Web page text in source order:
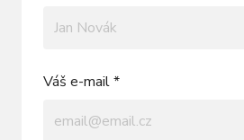
Váš e-mail *